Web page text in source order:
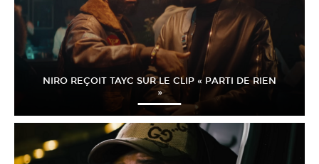
NIRO REÇOIT TAYC SUR LE CLIP « PARTI DE RIEN
»